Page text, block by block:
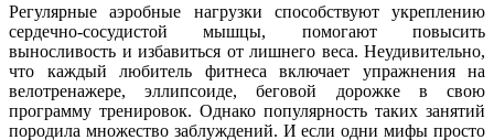
Регулярные аэробные нагрузки способствуют укреплению
сердечно-сосудистой мышцы, помогают повысить
выносливость и избавиться от лишнего веса. Неудивительно,
что каждый любитель фитнеса включает упражнения на
велотренажере, эллипсоиде, беговой дорожке в свою
программу тренировок. Однако популярность таких занятий
породила множество заблуждений. И если одни мифы просто